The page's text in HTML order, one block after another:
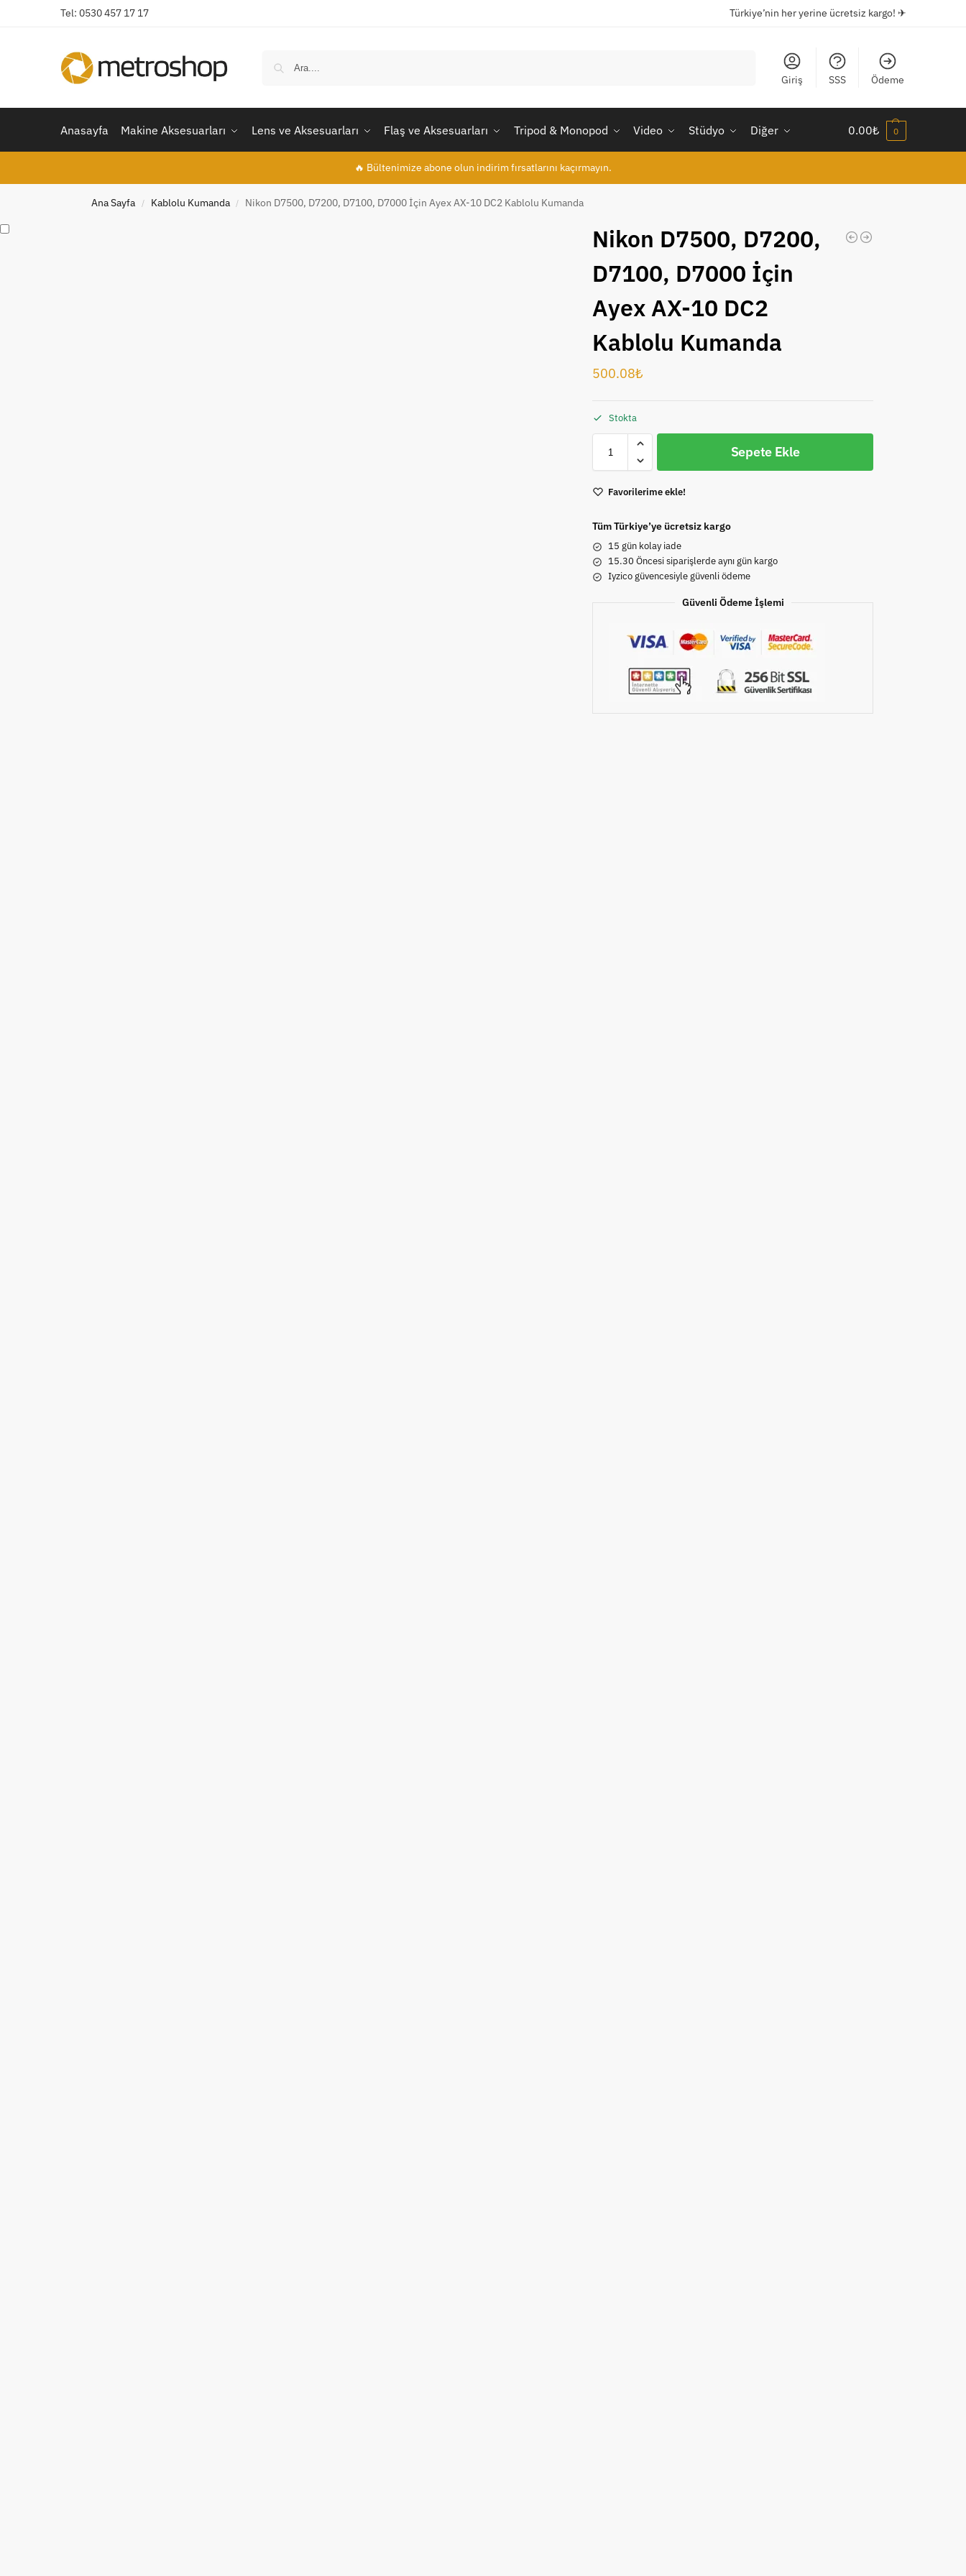
Tel: 0530 457 17 17 Türkiye’nin her yerine ücretsiz kargo! ✈
Giriş SSS Ödeme
Anasayfa Makine Aksesuarları Lens ve Aksesuarları Flaş ve Aksesuarları Tripod & Monopod Video Stüdyo Diğer 0.00₺ 0
🔥 Bültenimize abone olun indirim fırsatlarını kaçırmayın.
Ana Sayfa / Kablolu Kumanda / Nikon D7500, D7200, D7100, D7000 İçin Ayex AX-10 DC2 Kablolu Kumanda
Nikon D7500, D7200,
D7100, D7000 İçin
Ayex AX-10 DC2
Kablolu Kumanda
500.08₺
Stokta
Sepete Ekle
Favorilerime ekle!
Tüm Türkiye’ye ücretsiz kargo
15 gün kolay iade
15.30 Öncesi siparişlerde aynı gün kargo
Iyzico güvencesiyle güvenli ödeme
Güvenli Ödeme İşlemi